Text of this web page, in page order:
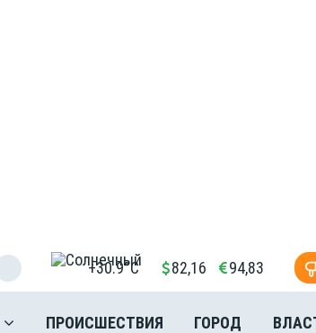
+30.9°C 82,16 94,83
ПРОИСШЕСТВИЯ ГОРОД